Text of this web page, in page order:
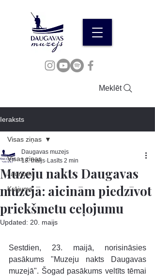
Meklēt
Ieraksts
Visas ziņas
Jaunumi
Krājums
Visas ziņas
Muzeju nakts Daugavas
muzejā: aicinām piedzīvot
priekšmetu ceļojumu
Daugavas muzejs
18. maijs Lasīts 2 min
Updated: 20. maijs
Sestdien, 23. maijā, norisināsies
pasākums "Muzeju nakts Daugavas
muzejā". Šogad pasākums veltīts tēmai